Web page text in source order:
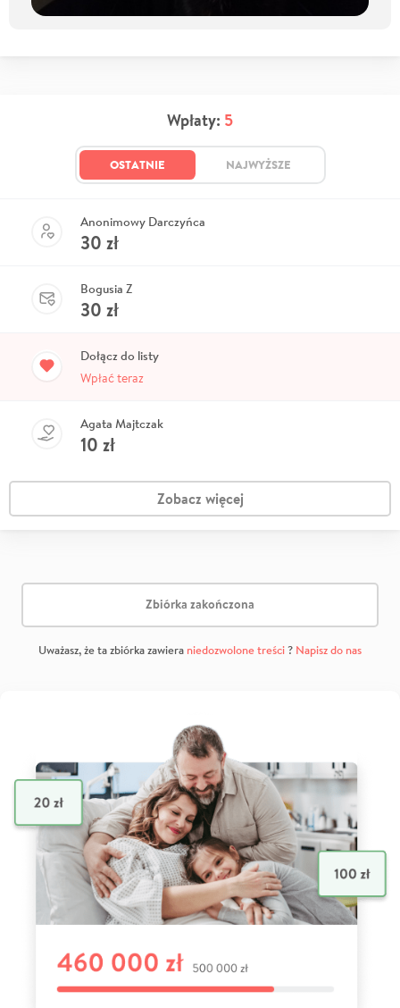
Wpłaty: 5
OSTATNIE NAJWYŻSZE
Anonimowy Darczyńca
30 zł
Bogusia Z
30 zł
Dołącz do listy
Wpłać teraz
Agata Majtczak
10 zł
Zobacz więcej
Zbiórka zakończona
Uważasz, że ta zbiórka zawiera niedozwolone treści? Napisz do nas